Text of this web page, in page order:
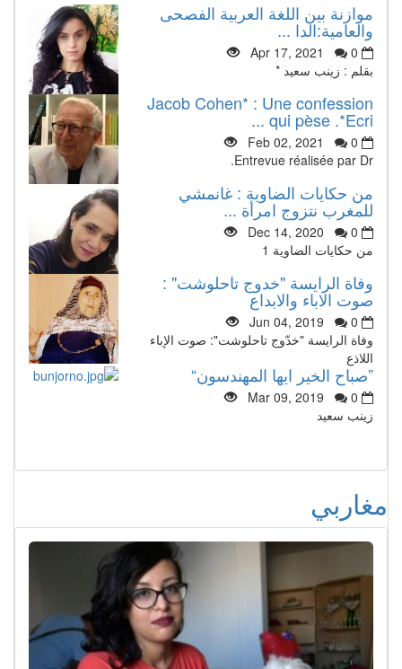
موازنة بين اللغة العربية الفصحى
والعامية:الدا ...
Apr 17, 2021
0
بقلم : زينب سعيد *
Jacob Cohen* : Une confession
qui pèse .*Ecri ...
Feb 02, 2021
0
Entrevue réalisée par Dr.
من حكايات الضاوية : غانمشي
للمغرب نتزوج امرأة ...
Dec 14, 2020
0
من حكايات الضاوية 1
وفاة الرايسة "خدوج تاحلوشت" :
صوت الاباء والابداع
Jun 04, 2019
0
وفاة الرايسة "خدّوج تاحلوشت": صوت الإباء
اللاذع
”صباح الخير ايها المهندسون“
Mar 09, 2019
0
زينب سعيد
مغاربي